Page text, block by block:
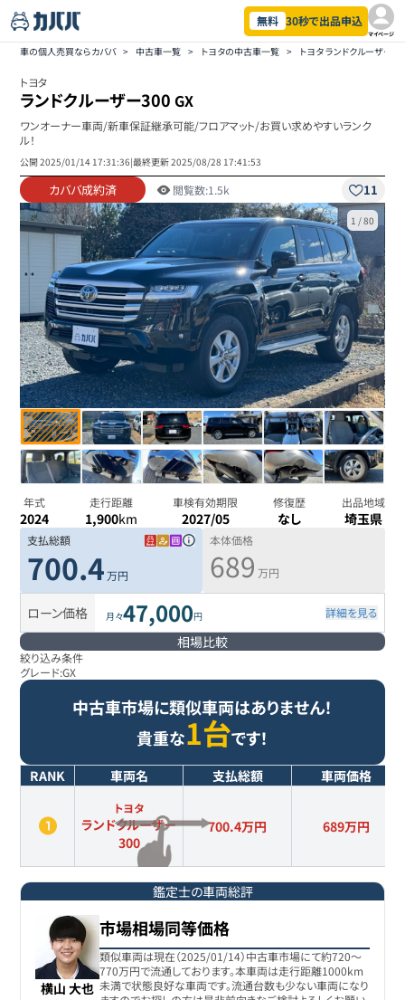
無料 30秒で出品申込
マイページ
車の個人売買ならカババ > 中古車一覧 > トヨタの中古車一覧 > トヨタ ランドクルーザー
トヨタ
ランドクルーザー300 GX
ワンオーナー車両/新車保証継承可能/フロアマット/お買い求めやすいランク
ル！
公開2025/01/14 17:31:36|最終更新2025/08/28 17:41:53
カババ成約済 閲覧数:1.5k 11
1 /80
年式
2024
走行距離
1,900km
車検有効期限
2027/05
修復歴
なし
出品地域
埼玉県
支払総額
700.4 万円
本体価格
689 万円
ローン価格 月々47,000円 詳細を見る
相場比較
絞り込み条件
グレード:GX
中古車市場に類似車両はありません！
貴重な1台です！
RANK 車両名 支払総額 車両価格
トヨタ
ランドクルーザー
300
700.4万円 689万円
鑑定士の車両総評
横山 大也
市場相場同等価格
類似車両は現在（2025/01/14）中古車市場にて約720〜
770万円で流通しております。本車両は走行距離1000km
未満で状態良好な車両です。流通台数も少ない車両になり